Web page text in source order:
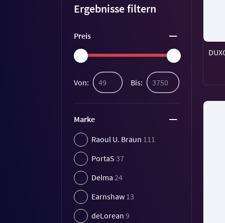
Ergebnisse filtern
Preis
Von: Bis:
Marke
Raoul U. Braun 111
PortaS 37
Delma 24
Earnshaw 13
deLorean 9